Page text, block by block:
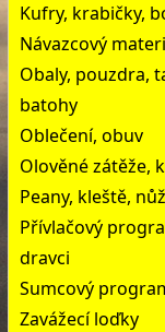
Kufry, krabičky,
Návazcový
Obaly, pouzdra,
batohy
Oblečení, obuv
Olověné zátěže,
Peany, kleště,
Přívlačový
dravci
Sumcový
Zavážecí loďky